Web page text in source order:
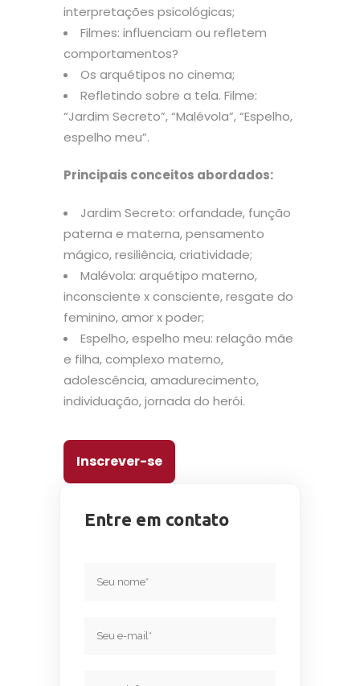
Entre em contato
interpretações psicológicas;
Filmes: influenciam ou refletem
comportamentos?
Os arquétipos no cinema;
Refletindo sobre a tela. Filme:
“Jardim Secreto”, “Malévola”, “Espelho,
espelho meu”.
Principais conceitos abordados:
Jardim Secreto: orfandade, função
paterna e materna, pensamento
mágico, resiliência, criatividade;
Malévola: arquétipo materno,
inconsciente x consciente, resgate do
feminino, amor x poder;
Espelho, espelho meu: relação mãe
e filha, complexo materno,
adolescência, amadurecimento,
individuação, jornada do herói.
Inscrever-se